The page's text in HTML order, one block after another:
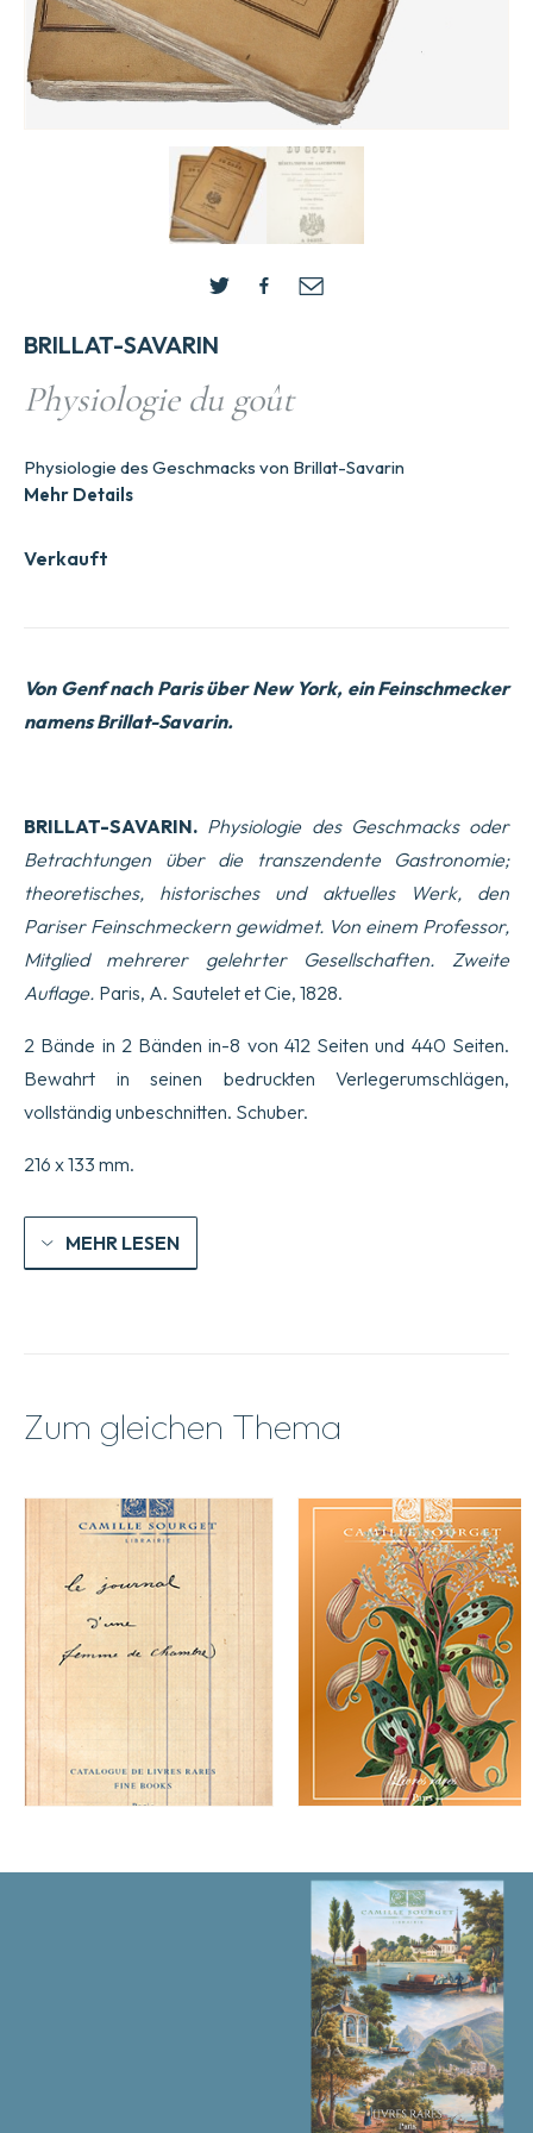
BRILLAT-SAVARIN
Physiologie du goût
Verkauft
Physiologie des Geschmacks von Brillat-Savarin
Mehr Details
Von Genf nach Paris über New York, ein Feinschmecker
namens Brillat-Savarin.
BRILLAT-SAVARIN. Physiologie des Geschmacks oder
Betrachtungen über die transzendente Gastronomie;
theoretisches, historisches und aktuelles Werk, den
Pariser Feinschmeckern gewidmet. Von einem Professor,
Mitglied mehrerer gelehrter Gesellschaften. Zweite
Auflage. Paris, A. Sautelet et Cie, 1828.
2 Bände in 2 Bänden in-8 von 412 Seiten und 440 Seiten.
Bewahrt in seinen bedruckten Verlegerumschlägen,
vollständig unbeschnitten. Schuber.
216 x 133 mm.
MEHR LESEN
Zum gleichen Thema